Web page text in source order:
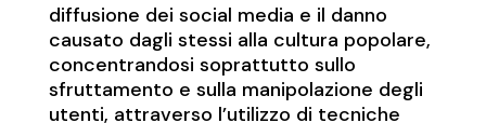
diffusione dei social media e il danno
causato dagli stessi alla cultura popolare,
concentrandosi soprattutto sullo
sfruttamento e sulla manipolazione degli
utenti, attraverso l’utilizzo di tecniche